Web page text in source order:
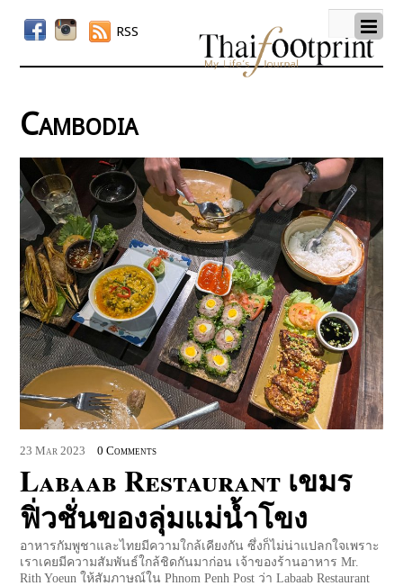
RSS
Cambodia
23 Mar 2023 0 Comments
Labaab Restaurant เขมร
ฟิ่วชั่นของลุ่มแม่น้ำโขง
อาหารกัมพูชาและไทยมีความใกล้เคียงกัน ซึ่งก็ไม่น่าแปลกใจเพราะ
เราเคยมีความสัมพันธ์ใกล้ชิดกันมาก่อน เจ้าของร้านอาหาร Mr.
Rith Yoeun ให้สัมภาษณ์ใน Phnom Penh Post ว่า Labaab Restaurant